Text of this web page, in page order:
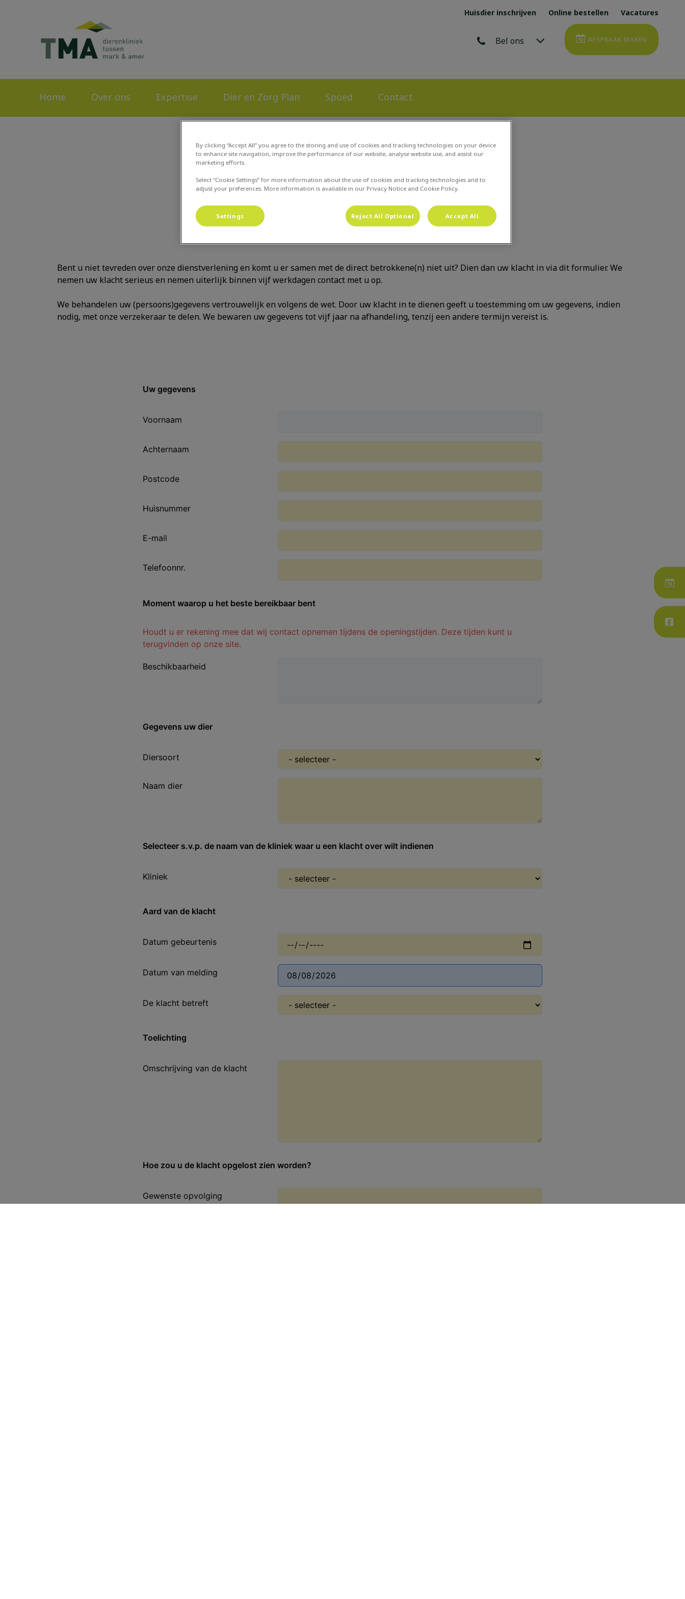
Huisdier inschrijven Online bestellen Vacatures
Bel ons AFSPRAAK MAKEN
Home Over ons Expertise Dier en Zorg Plan Spoed Contact
Klachtenformulier
Bent u niet tevreden over onze dienstverlening en komt u er samen met de direct betrokkene(n) niet uit? Dien dan uw klacht in via dit formulier. We
nemen uw klacht serieus en nemen uiterlijk binnen vijf werkdagen contact met u op.
We behandelen uw (persoons)gegevens vertrouwelijk en volgens de wet. Door uw klacht in te dienen geeft u toestemming om uw gegevens, indien
nodig, met onze verzekeraar te delen. We bewaren uw gegevens tot vijf jaar na afhandeling, tenzij een andere termijn vereist is.
By clicking “Accept All” you agree to the storing and use of cookies and tracking technologies on your device
to enhance site navigation, improve the performance of our website, analyse website use, and assist our
marketing efforts.
Select “Cookie Settings” for more information about the use of cookies and tracking technologies and to
adjust your preferences. More information is available in our Privacy Notice and Cookie Policy.
Settings Reject All Optional Accept All